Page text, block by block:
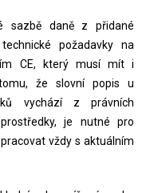
sazbě daně z přidané
požadavky na
CE, který musí mít i
že slovní popis u
vychází z právních
je nutné pro
vždy s aktuálním